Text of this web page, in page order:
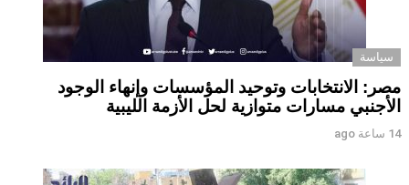
سياسة
مصر: الانتخابات وتوحيد المؤسسات وإنهاء الوجود
الأجنبي مسارات متوازية لحل الأزمة الليبية
14 ساعة ago